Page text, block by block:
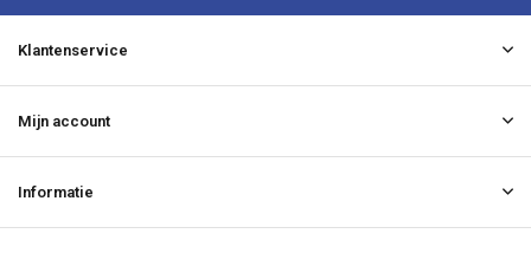
Klantenservice
Mijn account
Informatie